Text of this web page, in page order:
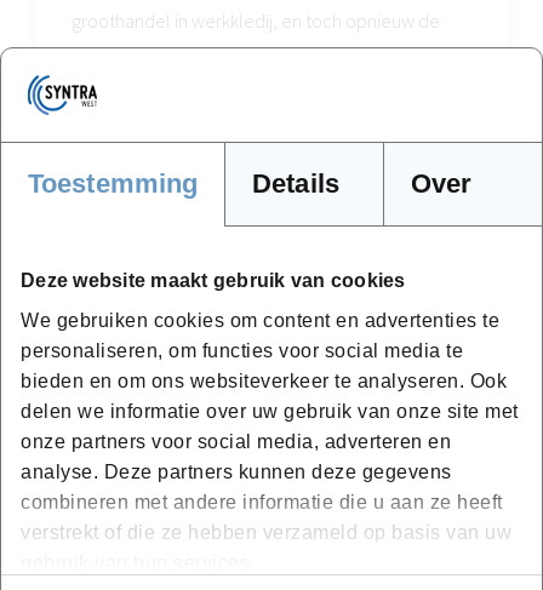
Toestemming Details Over
Deze website maakt gebruik van cookies
We gebruiken cookies om content en advertenties te
personaliseren, om functies voor social media te
bieden en om ons websiteverkeer te analyseren. Ook
delen we informatie over uw gebruik van onze site met
onze partners voor social media, adverteren en
analyse. Deze partners kunnen deze gegevens
combineren met andere informatie die u aan ze heeft
verstrekt of die ze hebben verzameld op basis van uw
groothandel in werkkledij, en toch opnieuw de
moed vinden om zijn passie te volgen. Het verhaal
van Benedickt Vertriest, eigenaar van De
We helpen je graag verder bij
jouw carrièreswitch
Van beroep veranderen...